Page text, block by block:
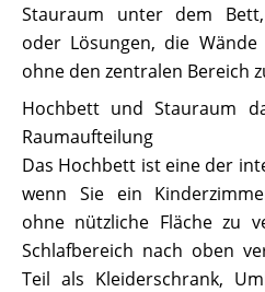
Stauraum unter dem
oder Lösungen, die
ohne den zentralen Bereich
Hochbett und Stauraum
Raumaufteilung
Das Hochbett ist eine der
wenn Sie ein
ohne nützliche Fläche zu
Schlafbereich nach oben
Teil als Kleiderschrank,